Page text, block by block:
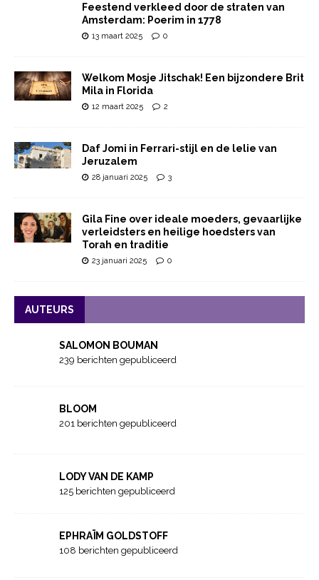
Feestend verkleed door de straten van
Amsterdam: Poerim in 1778
13 maart 2025 0
Welkom Mosje Jitschak! Een bijzondere Brit
Mila in Florida
12 maart 2025 2
Daf Jomi in Ferrari-stijl en de lelie van
Jeruzalem
28 januari 2025 3
Gila Fine over ideale moeders, gevaarlijke
verleidsters en heilige hoedsters van
Torah en traditie
23 januari 2025 0
AUTEURS
SALOMON BOUMAN
239 berichten gepubliceerd
BLOOM
201 berichten gepubliceerd
LODY VAN DE KAMP
125 berichten gepubliceerd
EPHRAÏM GOLDSTOFF
108 berichten gepubliceerd